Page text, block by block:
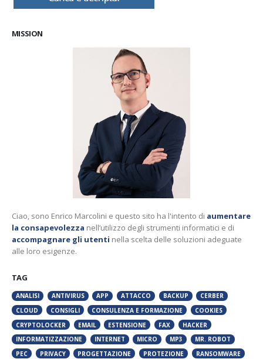
MISSION
Ciao, sono Enrico Marcolini e questo sito ha l'intento di aumentare
la consapevolezza nell’utilizzo degli strumenti informatici e di
accompagnare gli utenti nella scelta delle soluzioni adeguate
alle loro esigenze.
TAG
ANALISI ANTIVIRUS APP ATTACCO BACKUP
CERBER
CLOUD
CONSIGLI CONSULENZA E FORMAZIONE
COOKIES
CRYPTOLOCKER
EMAIL ESTENSIONE FAX
HACKER
INFORMATIZZAZIONE
INTERNET MICRO MP3
MR. ROBOT
PEC
PRIVACY PROGETTAZIONE PROTEZIONE
RANSOMWARE